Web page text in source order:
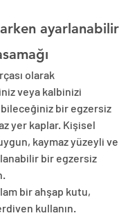
ayarlanabilir
olarak
veya kalbinizi
bir egzersiz
yer kaplar. Kişisel
kaymaz yüzeyli ve
bir egzersiz
bir ahşap kutu,
kullanın.